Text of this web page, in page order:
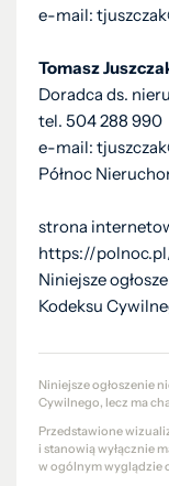
e-mail:
Tomasz
Doradca ds.
tel. 504 288 990
e-mail:
Północ
strona
https://
Niniejsze
Kodeksu
Niniejsze ogłoszenie
Cywilnego, lecz ma
Przedstawione
i stanowią wyłącznie
w ogólnym wyglądzie